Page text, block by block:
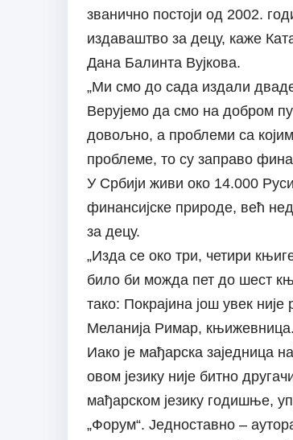
званично постоји од 2002.
издаваштво за децу, каже
Дана Балинта Вујкова.
„Ми смо до сада издали
Верујемо да смо на добром
довољно, а проблеми са
проблеме, то су заправо
У Србији живи око 14.000
финансијске природе, већ
за децу.
„Изда се око три, четири
било би можда пет до шест
тако: Покрајина још увек
Меланија Римар, књижевница.
Иако је мађарска заједница
овом језику није битно
мађарском језику годишње,
„Форум“. Једноставно –